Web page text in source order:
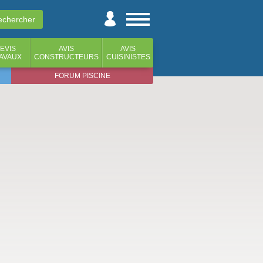
AVIS
CONSTRUCTEURS
AVIS
CUISINISTES
FORUM PISCINE